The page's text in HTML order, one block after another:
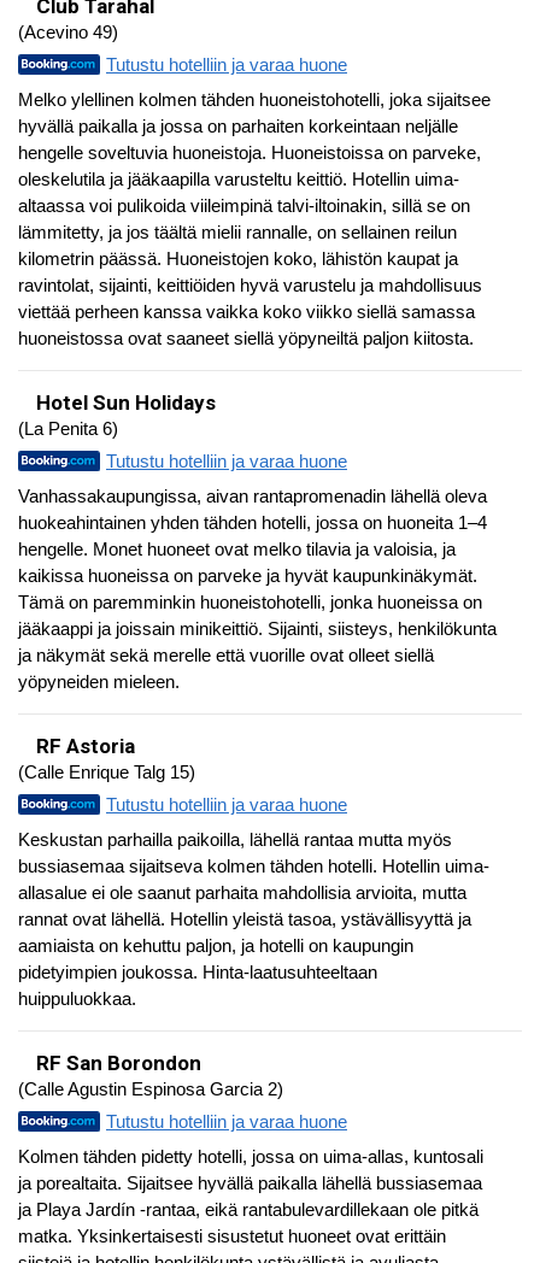
Club Tarahal
(Acevino 49)
Tutustu hotelliin ja varaa huone
Melko ylellinen kolmen tähden huoneistohotelli, joka sijaitsee
hyvällä paikalla ja jossa on parhaiten korkeintaan neljälle
hengelle soveltuvia huoneistoja. Huoneistoissa on parveke,
oleskelutila ja jääkaapilla varusteltu keittiö. Hotellin uima-
altaassa voi pulikoida viileimpinä talvi-iltoinakin, sillä se on
lämmitetty, ja jos täältä mielii rannalle, on sellainen reilun
kilometrin päässä. Huoneistojen koko, lähistön kaupat ja
ravintolat, sijainti, keittiöiden hyvä varustelu ja mahdollisuus
viettää perheen kanssa vaikka koko viikko siellä samassa
huoneistossa ovat saaneet siellä yöpyneiltä paljon kiitosta.
Hotel Sun Holidays
(La Penita 6)
Tutustu hotelliin ja varaa huone
Vanhassakaupungissa, aivan rantapromenadin lähellä oleva
huokeahintainen yhden tähden hotelli, jossa on huoneita 1–4
hengelle. Monet huoneet ovat melko tilavia ja valoisia, ja
kaikissa huoneissa on parveke ja hyvät kaupunkinäkymät.
Tämä on paremminkin huoneistohotelli, jonka huoneissa on
jääkaappi ja joissain minikeittiö. Sijainti, siisteys, henkilökunta
ja näkymät sekä merelle että vuorille ovat olleet siellä
yöpyneiden mieleen.
RF Astoria
(Calle Enrique Talg 15)
Tutustu hotelliin ja varaa huone
Keskustan parhailla paikoilla, lähellä rantaa mutta myös
bussiasemaa sijaitseva kolmen tähden hotelli. Hotellin uima-
allasalue ei ole saanut parhaita mahdollisia arvioita, mutta
rannat ovat lähellä. Hotellin yleistä tasoa, ystävällisyyttä ja
aamiaista on kehuttu paljon, ja hotelli on kaupungin
pidetyimpien joukossa. Hinta-laatusuhteeltaan
huippuluokkaa.
RF San Borondon
(Calle Agustin Espinosa Garcia 2)
Tutustu hotelliin ja varaa huone
Kolmen tähden pidetty hotelli, jossa on uima-allas, kuntosali
ja porealtaita. Sijaitsee hyvällä paikalla lähellä bussiasemaa
ja Playa Jardín -rantaa, eikä rantabulevardillekaan ole pitkä
matka. Yksinkertaisesti sisustetut huoneet ovat erittäin